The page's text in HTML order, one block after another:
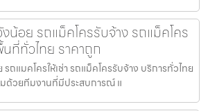
งน้อย รถแม็คโครรับจ้าง รถแม็คโคร
ที่ทั่วไทย ราคาถูก
รถแมคโครให้เช่า รถแม็คโครรับจ้าง บริการทั่วไทย
มด้วยทีมงานที่มีประสบการณ์ แ